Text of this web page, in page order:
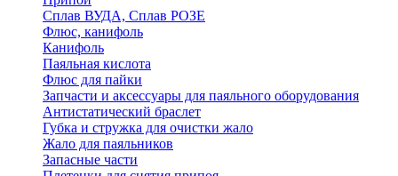
Сплав ВУДА, Сплав РОЗЕ
Флюс, канифоль
Канифоль
Паяльная кислота
Флюс для пайки
Запчасти и аксессуары для паяльного оборудования
Антистатический браслет
Губка и стружка для очистки жало
Жало для паяльников
Запасные части